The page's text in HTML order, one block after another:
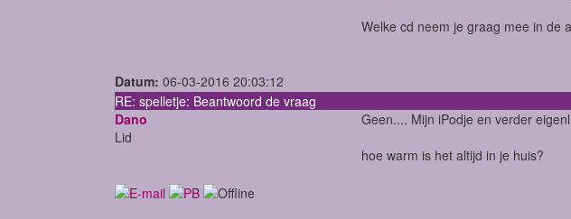
Welke cd neem je graag mee in de
Datum: 06-03-2016 20:03:12
RE: spelletje: Beantwoord de vraag
Dano
Lid
Geen.... Mijn iPodje en verder
hoe warm is het altijd in je huis?